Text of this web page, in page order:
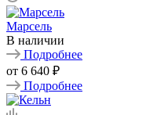
Марсель
В наличии
Подробнее
от 6 640 ₽
Подробнее